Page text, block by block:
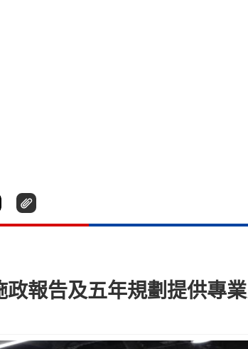
報告及五年規劃提供專